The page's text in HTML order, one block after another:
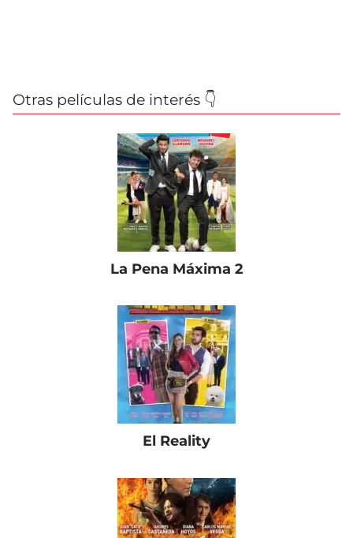
Otras películas de interés 👇
La Pena Máxima 2
El Reality